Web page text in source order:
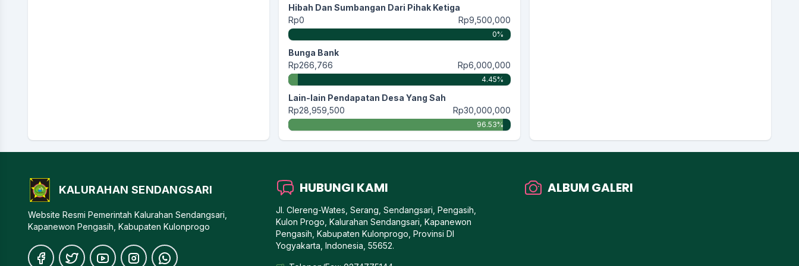
Hibah Dan Sumbangan Dari Pihak Ketiga
Rp0
Rp9,500,000
0%
Bunga Bank
Rp266,766
Rp6,000,000
4.45%
Lain-lain Pendapatan Desa Yang Sah
Rp28,959,500
Rp30,000,000
96.53%
KALURAHAN SENDANGSARI
Website Resmi Pemerintah Kalurahan Sendangsari,
Kapanewon Pengasih, Kabupaten Kulonprogo
HUBUNGI KAMI
Jl. Clereng-Wates, Serang, Sendangsari, Pengasih,
Kulon Progo, Kalurahan Sendangsari, Kapanewon
Pengasih, Kabupaten Kulonprogo, Provinsi DI
Yogyakarta, Indonesia, 55652.
ALBUM GALERI